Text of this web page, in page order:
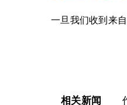
一旦我们收到来
相关新闻